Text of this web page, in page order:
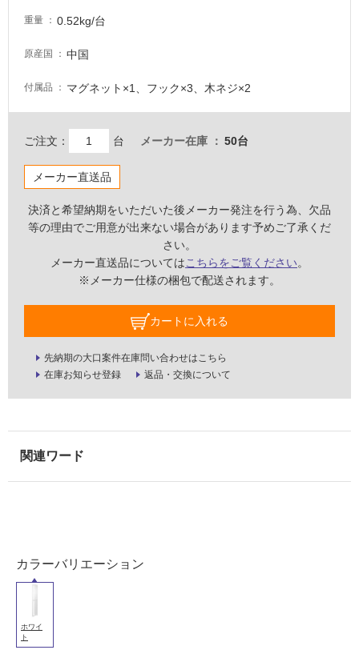
重量 0.52kg/台
原産国 中国
付属品 マグネット×1、フック×3、木ネジ×2
ご注文： 台 メーカー在庫 50台
メーカー直送品
決済と希望納期をいただいた後メーカー発注を行う為、欠品
等の理由でご用意が出来ない場合があります予めご了承くだ
さい。
メーカー直送品についてはこちらをご覧ください。
※メーカー仕様の梱包で配送されます。
カートに入れる
先納期の大口案件在庫問い合わせはこちら
在庫お知らせ登録
返品・交換について
カラーバリエーション
ホワイ
ト
し
て
い
な
屋
内
壁・
屋
外
壁
使
用
可
用
可
(寒
外)